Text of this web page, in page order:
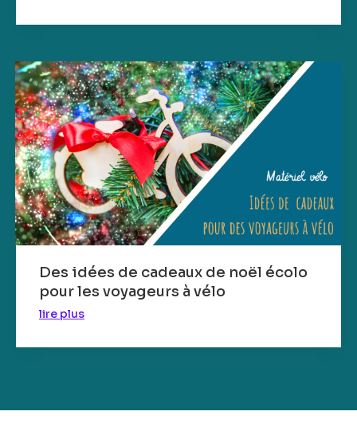
Des idées de cadeaux de noël écolo
pour les voyageurs à vélo
lire plus